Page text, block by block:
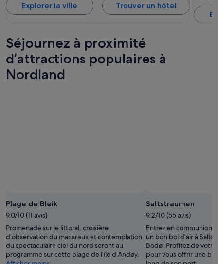
Explorer la ville Trouver un hôtel
Séjournez à proximité
d’attractions populaires à
Nordland
Plage de Bleik
9.0/10 (11 avis)
Promenade sur le littoral, croisière
d’observation du macareux et contemplation
du spectaculaire ciel du nord seront au
programme sur cette plage de l’île d’Andøy.
Saltstraumen
9.2/10 (55 avis)
Entrez en communion
un bon bol d'air à
Bodø. Profitez de
pour vous offrir une